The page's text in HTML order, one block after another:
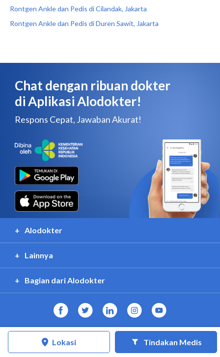
Rontgen Ankle dan Pedis di Cilandak, Jakarta
Rontgen Ankle dan Pedis di Duren Sawit, Jakarta